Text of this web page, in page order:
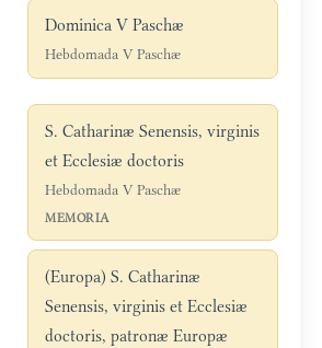
Dominica V Paschæ
Hebdomada V Paschæ
S. Catharinæ Senensis, virginis
et Ecclesiæ doctoris
Hebdomada V Paschæ
MEMORIA
(Europa) S. Catharinæ
Senensis, virginis et Ecclesiæ
doctoris, patronæ Europæ